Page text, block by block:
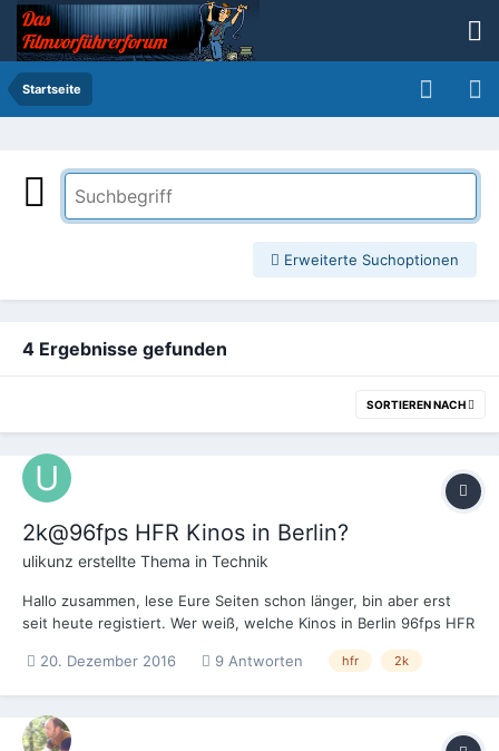
Startseite
Erweiterte Suchoptionen
4 Ergebnisse gefunden
SORTIEREN NACH
2k@96fps HFR Kinos in Berlin?
ulikunz erstellte Thema in Technik
Hallo zusammen, lese Eure Seiten schon länger, bin aber erst
seit heute registiert. Wer weiß, welche Kinos in Berlin 96fps HFR
kenne zwar diese Seite hier:
nicht sicher, ob es...
20. Dezember 2016 9 Antworten hfr 2k